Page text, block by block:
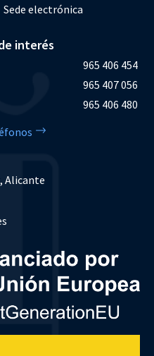
Sede electrónica
interés
965 406 454
965 407 056
965 406 480
Alicante